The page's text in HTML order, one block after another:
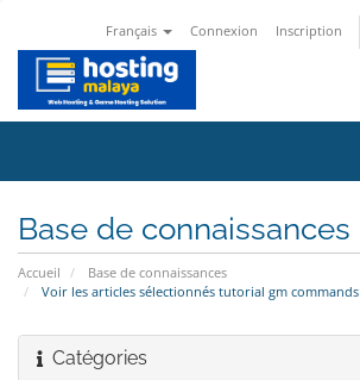
Français Connexion Inscription
Base de connaissances
Accueil
Base de connaissances
Voir les articles sélectionnés tutorial gm commands
Catégories